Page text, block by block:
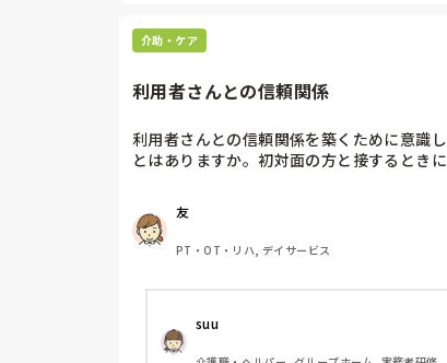
介助・ケア
利用者さんとの信頼関係
利用者さんとの信頼関係を築くために意識
とはありますか。初対面の方と接するとき
友
PT・OT・リハ, デイサービス
suu